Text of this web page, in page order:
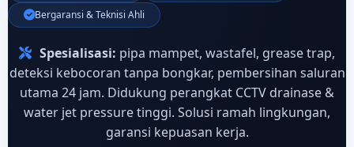
Bergaransi & Teknisi Ahli
Spesialisasi: pipa mampet, wastafel, grease trap,
deteksi kebocoran tanpa bongkar, pembersihan saluran
utama 24 jam. Didukung perangkat CCTV drainase &
water jet pressure tinggi. Solusi ramah lingkungan,
garansi kepuasan kerja.